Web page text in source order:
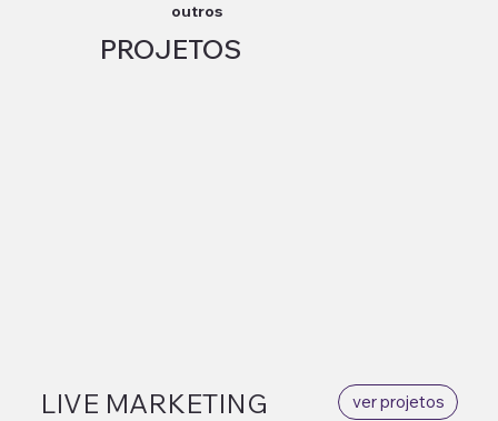
LIVE MARKETING ver projetos
PROJETOS
outros